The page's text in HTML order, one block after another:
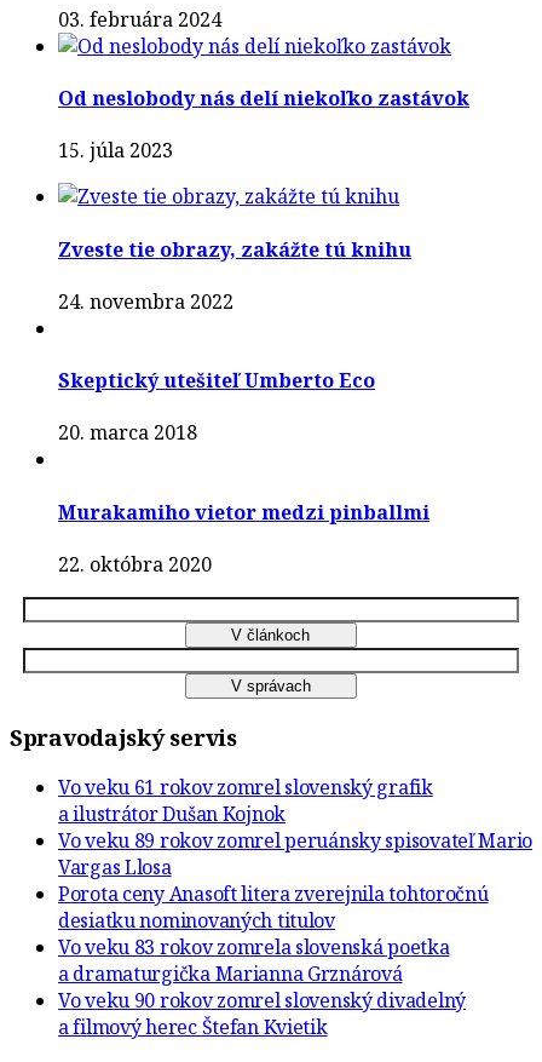
03. februára 2024
Od neslobody nás delí niekoľko zastávok
15. júla 2023
Zveste tie obrazy, zakážte tú knihu
24. novembra 2022
Skeptický utešiteľ Umberto Eco
20. marca 2018
Murakamiho vietor medzi pinballmi
22. októbra 2020
Spravodajský servis
Vo veku 61 rokov zomrel slovenský grafik
a ilustrátor Dušan Kojnok
Vo veku 89 rokov zomrel peruánsky spisovateľ Mario
Vargas Llosa
Porota ceny Anasoft litera zverejnila tohtoročnú
desiatku nominovaných titulov
Vo veku 83 rokov zomrela slovenská poetka
a dramaturgička Marianna Grznárová
Vo veku 90 rokov zomrel slovenský divadelný
a filmový herec Štefan Kvietik